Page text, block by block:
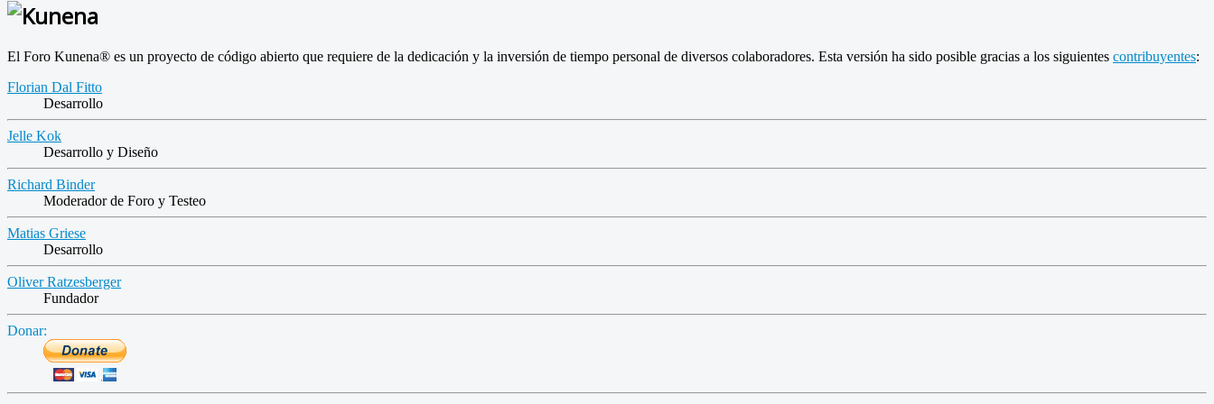
El Foro Kunena® es un proyecto de código abierto que requiere de la dedicación y la inversión de tiempo personal de diversos colaboradores. Esta versión ha sido posible gracias a los siguientes contribuyentes:
Florian Dal Fitto
Desarrollo
Jelle Kok
Desarrollo y Diseño
Richard Binder
Moderador de Foro y Testeo
Matias Griese
Desarrollo
Oliver Ratzesberger
Fundador
Donar: